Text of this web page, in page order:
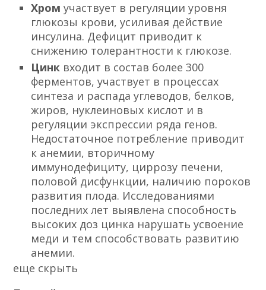
Хромучаствует в регуляции уровня
глюкозы крови, усиливая действие
инсулина. Дефицит приводит к
снижению толерантности к глюкозе.
Цинк входит в состав более 300
ферментов, участвует в процессах
синтеза и распада углеводов, белков,
жиров, нуклеиновых кислот и в
регуляции экспрессии ряда генов.
Недостаточное потребление приводит
к анемии, вторичному
иммунодефициту, циррозу печени,
половой дисфункции, наличию пороков
развития плода. Исследованиями
последних лет выявлена способность
высоких доз цинка нарушать усвоение
меди и тем способствовать развитию
анемии.
еще скрыть